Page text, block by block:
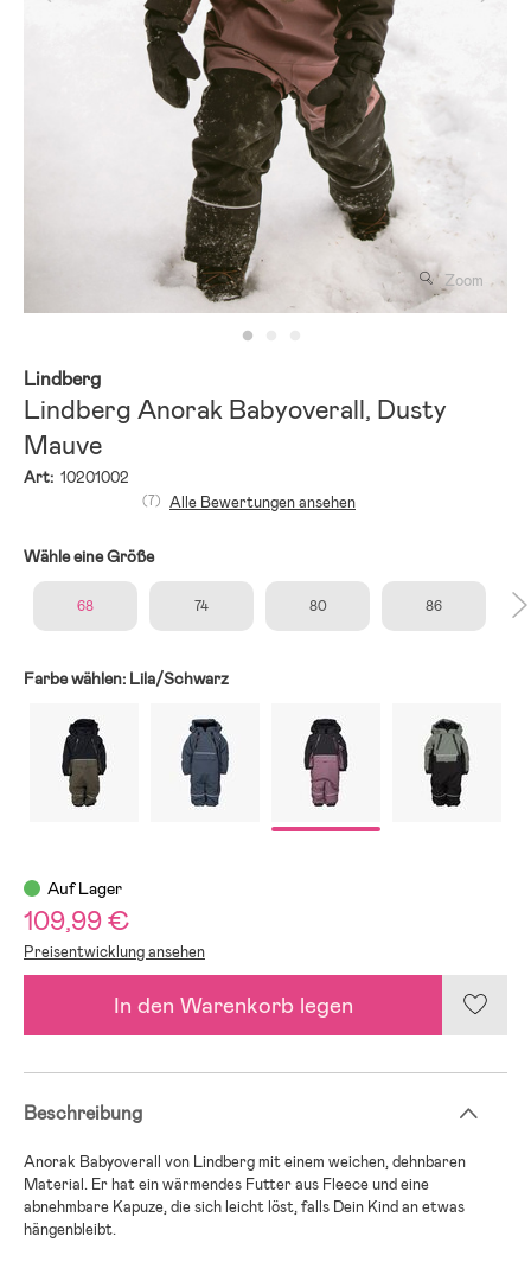
Zoom
Lindberg
Lindberg Anorak Babyoverall, Dusty
Mauve
Art: 10201002
(7) Alle Bewertungen ansehen
Wähle eine Größe
68 74 80 86
Farbe wählen: Lila/Schwarz
Auf Lager
109,99 €
Preisentwicklung ansehen
In den Warenkorb legen
Beschreibung
Anorak Babyoverall von Lindberg mit einem weichen, dehnbaren
Material. Er hat ein wärmendes Futter aus Fleece und eine
abnehmbare Kapuze, die sich leicht löst, falls Dein Kind an etwas
hängenbleibt.